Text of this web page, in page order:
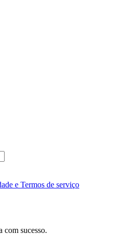
e Termos de serviço
com sucesso.